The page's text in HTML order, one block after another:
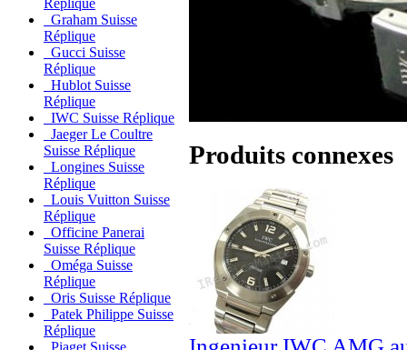
Réplique
Graham Suisse
Réplique
Gucci Suisse
Réplique
Hublot Suisse
Réplique
IWC Suisse Réplique
Jaeger Le Coultre
Suisse Réplique
Longines Suisse
Réplique
Louis Vuitton Suisse
Réplique
Officine Panerai
Suisse Réplique
Oméga Suisse
Réplique
Oris Suisse Réplique
Patek Philippe Suisse
Réplique
Produits connexes